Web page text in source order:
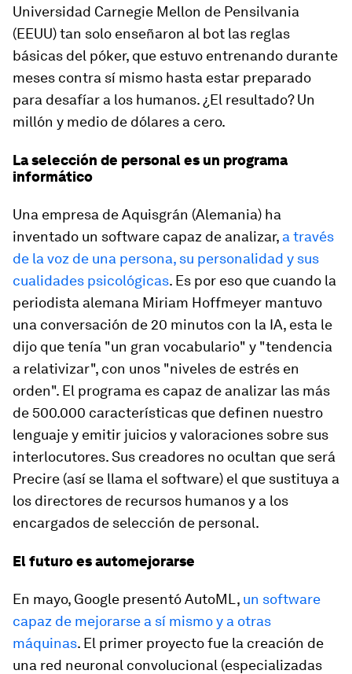
Universidad Carnegie Mellon de Pensilvania
(EEUU) tan solo enseñaron al bot las reglas
básicas del póker, que estuvo entrenando durante
meses contra sí mismo hasta estar preparado
para desafíar a los humanos. ¿El resultado? Un
millón y medio de dólares a cero.
La selección de personal es un programa
informático
Una empresa de Aquisgrán (Alemania) ha
inventado un software capaz de analizar, a través
de la voz de una persona, su personalidad y sus
cualidades psicológicas. Es por eso que cuando la
periodista alemana Miriam Hoffmeyer mantuvo
una conversación de 20 minutos con la IA, esta le
dijo que tenía "un gran vocabulario" y "tendencia
a relativizar", con unos "niveles de estrés en
orden". El programa es capaz de analizar las más
de 500.000 características que definen nuestro
lenguaje y emitir juicios y valoraciones sobre sus
interlocutores. Sus creadores no ocultan que será
Precire (así se llama el software) el que sustituya a
los directores de recursos humanos y a los
encargados de selección de personal.
El futuro es automejorarse
En mayo, Google presentó AutoML, un software
capaz de mejorarse a sí mismo y a otras
máquinas. El primer proyecto fue la creación de
una red neuronal convolucional (especializadas